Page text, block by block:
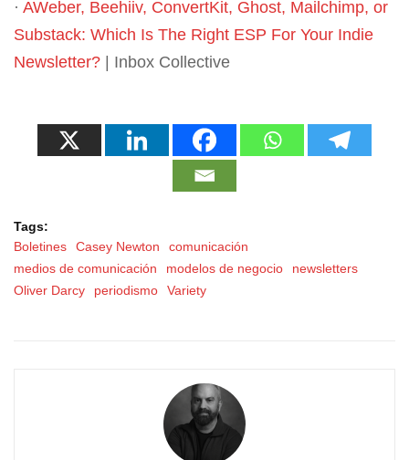
· AWeber, Beehiiv, ConvertKit, Ghost, Mailchimp, or
Substack: Which Is The Right ESP For Your Indie
Newsletter? | Inbox Collective
Tags:
Boletines
Casey Newton
comunicación
medios de comunicación
modelos de negocio
newsletters
Oliver Darcy
periodismo Variety